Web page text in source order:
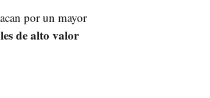
por un mayor
de alto valor